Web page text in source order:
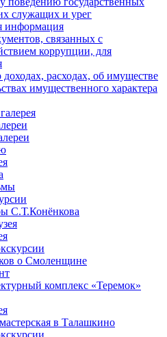
служащих и урег
информация
связанных с
коррупции, для
расходах, об имуществе
имущественного характера
С.Т.Конёнкова
о Смоленщине
комплекс «Теремок»
в Талашкино